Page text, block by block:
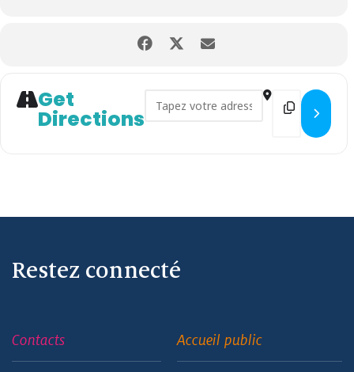
Get
Directions
Address - Atelier carte de
Restez connecté
Contacts Accueil public